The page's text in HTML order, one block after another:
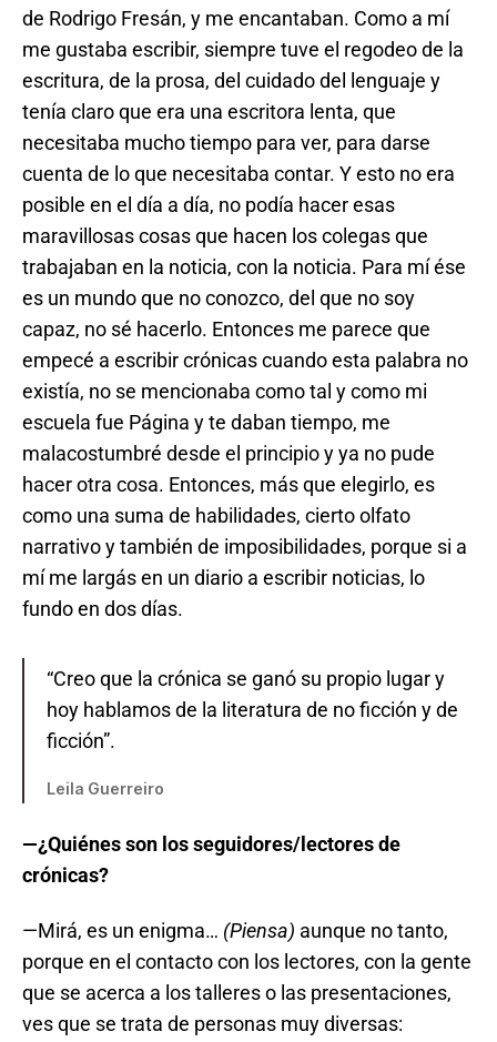
de Rodrigo Fresán, y me encantaban. Como a mí
me gustaba escribir, siempre tuve el regodeo de la
escritura, de la prosa, del cuidado del lenguaje y
tenía claro que era una escritora lenta, que
necesitaba mucho tiempo para ver, para darse
cuenta de lo que necesitaba contar. Y esto no era
posible en el día a día, no podía hacer esas
maravillosas cosas que hacen los colegas que
trabajaban en la noticia, con la noticia. Para mí ése
es un mundo que no conozco, del que no soy
capaz, no sé hacerlo. Entonces me parece que
empecé a escribir crónicas cuando esta palabra no
existía, no se mencionaba como tal y como mi
escuela fue Página y te daban tiempo, me
malacostumbré desde el principio y ya no pude
hacer otra cosa. Entonces, más que elegirlo, es
como una suma de habilidades, cierto olfato
narrativo y también de imposibilidades, porque si a
mí me largás en un diario a escribir noticias, lo
fundo en dos días.
“Creo que la crónica se ganó su propio lugar y
hoy hablamos de la literatura de no ficción y de
ficción”.
Leila Guerreiro
—¿Quiénes son los seguidores/lectores de
crónicas?
—Mirá, es un enigma… (Piensa) aunque no tanto,
porque en el contacto con los lectores, con la gente
que se acerca a los talleres o las presentaciones,
ves que se trata de personas muy diversas: